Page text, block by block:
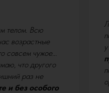
телом. Всю
возрастные
совсем чужое...
что другого
раз не
и без особого